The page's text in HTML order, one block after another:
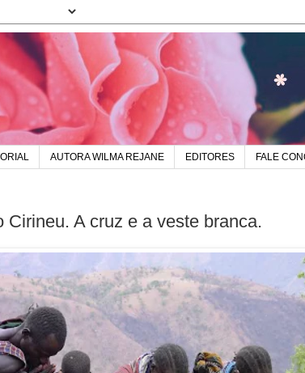
AUTORA WILMA REJANE EDITORES FALE
Cirineu. A cruz e a veste branca.